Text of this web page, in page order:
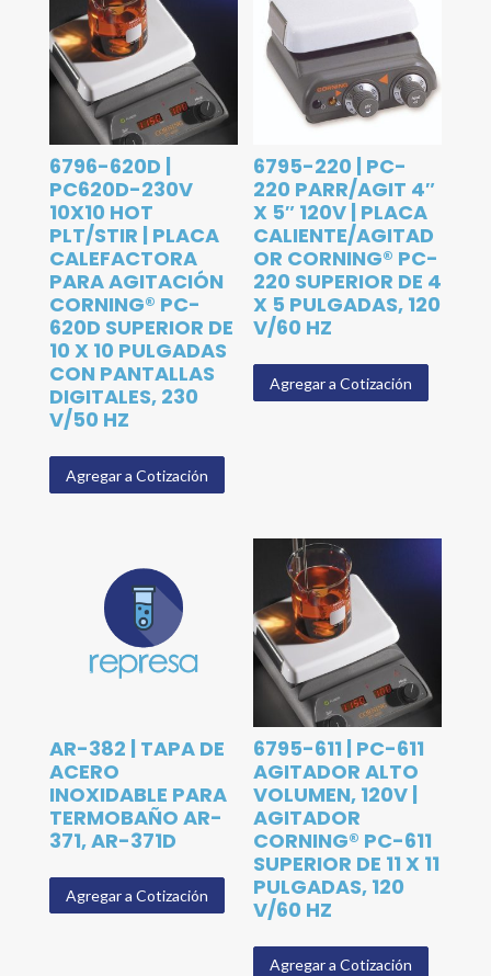
6796-620D |
PC620D-230V
10X10 HOT
PLT/STIR | PLACA
CALEFACTORA
PARA AGITACIÓN
CORNING® PC-
620D SUPERIOR DE
10 X 10 PULGADAS
CON PANTALLAS
DIGITALES, 230
V/50 HZ
Agregar a Cotización
6795-220 | PC-
220 PARR/AGIT 4″
X 5″ 120V | PLACA
CALIENTE/AGITAD
OR CORNING® PC-
220 SUPERIOR DE 4
X 5 PULGADAS, 120
V/60 HZ
Agregar a Cotización
AR-382 | TAPA DE
ACERO
INOXIDABLE PARA
TERMOBAÑO AR-
371, AR-371D
Agregar a Cotización
6795-611 | PC-611
AGITADOR ALTO
VOLUMEN, 120V |
AGITADOR
CORNING® PC-611
SUPERIOR DE 11 X 11
PULGADAS, 120
V/60 HZ
Agregar a Cotización